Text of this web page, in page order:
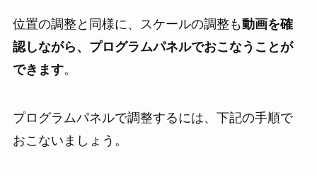
位置の調整と同様に、スケールの調整も動画を確
認しながら、プログラムパネルでおこなうことが
できます。
プログラムパネルで調整するには、下記の手順で
おこないましょう。